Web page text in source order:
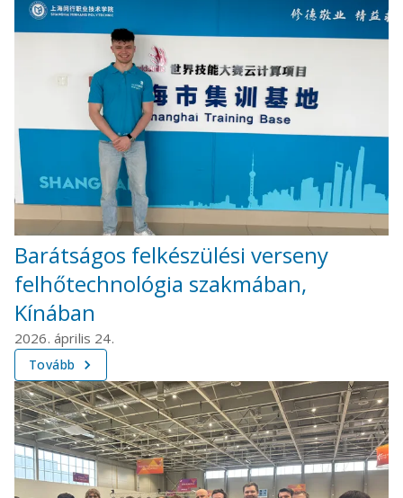
Barátságos felkészülési verseny
felhőtechnológia szakmában,
Kínában
2026. április 24.
Tovább